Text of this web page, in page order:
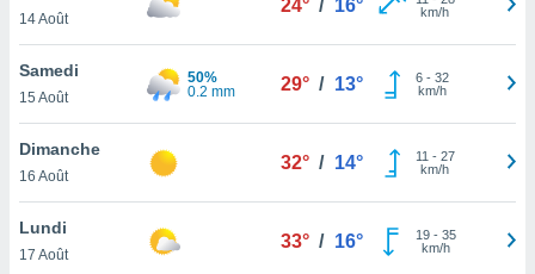
un
la
du
en
14 Août
24° / 16°
km/h
Samedi
15 Août
50%
0.2 mm
29° / 13° 6- 32
km/h
Dimanche
16 Août
32° / 14° 11 - 27
km/h
Lundi
17 Août
33° / 16° 19- 35
km/h